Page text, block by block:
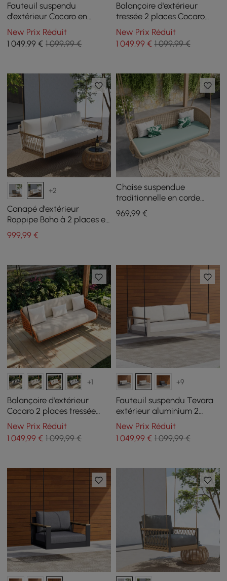
Fauteuil suspendu
d'extérieur Cocaro en
aluminium tressé corde
avec coussin gris
New Prix Réduit
1 049,99 € 1 099,99 €
Balançoire d'extérieur
tressée 2 places Cocaro
avec coussin gris clair
New Prix Réduit
1 049,99€ 1 099,99 €
+2
Canapé d'extérieur
Roppipe Boho à 2 places en
corde tissée kaki avec
coussin blanc
999,99 €
Chaise suspendue
traditionnelle en corde
tissée pour l'extérieur avec
coussin
969,99€
+1
Balançoire d'extérieur
Cocaro 2 places tressée
performance avec coussin
moelleux
New Prix Réduit
1 049,99 € 1 099,99 €
+9
Fauteuil suspendu Tevara
extérieur aluminium 2
places couleur sable
New Prix Réduit
1 049,99€ 1 099,99 €